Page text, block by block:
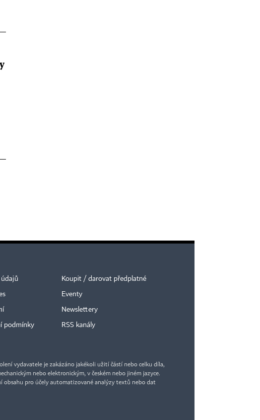
podmínky
Koupit / darovat předplatné
Eventy
Newslettery
RSS kanály
vydavatele je zakázáno jakékoli užití částí nebo celku díla,
nebo elektronickým, v českém nebo jiném jazyce.
obsahu pro účely automatizované analýzy textů nebo dat